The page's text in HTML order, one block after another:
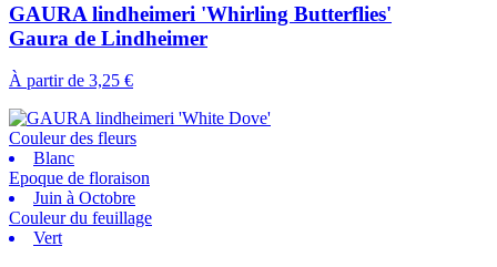
GAURA lindheimeri 'Whirling Butterflies'
Gaura de Lindheimer
À partir de 3,25 €
Couleur des fleurs
Blanc
Epoque de floraison
Juin à Octobre
Couleur du feuillage
Vert